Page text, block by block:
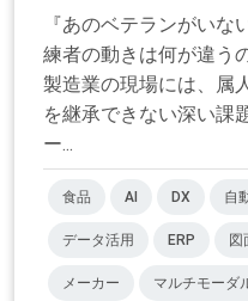
『あのベテランがい
練者の動きは何が違う
製造業の現場には、属
を継承できない深い課
ー...
食品 AI DX 自
データ活用 ERP 図
メーカー マルチモーダ